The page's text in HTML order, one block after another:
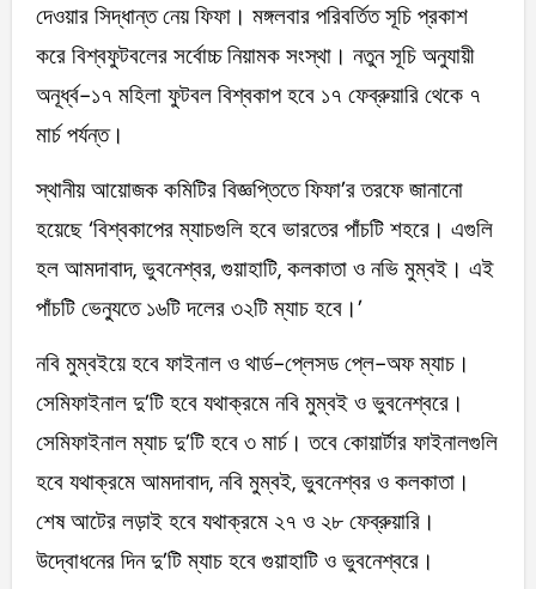
দেওয়ার সিদ্ধান্ত নেয় ফিফা। মঙ্গলবার পরিবর্তিত সূচি প্রকাশ
করে বিশ্বফুটবলের সর্বোচ্চ নিয়ামক সংস্থা। নতুন সূচি অনুযায়ী
অনূর্ধ্ব-১৭ মহিলা ফুটবল বিশ্বকাপ হবে ১৭ ফেব্রুয়ারি থেকে ৭
মার্চ পর্যন্ত।
স্থানীয় আয়োজক কমিটির বিজ্ঞপ্তিতে ফিফা’র তরফে জানানো
হয়েছে ‘বিশ্বকাপের ম্যাচগুলি হবে ভারতের পাঁচটি শহরে। এগুলি
হল আমদাবাদ, ভুবনেশ্বর, গুয়াহাটি, কলকাতা ও নভি মুম্বই। এই
পাঁচটি ভেন্যুতে ১৬টি দলের ৩২টি ম্যাচ হবে।’
নবি মুম্বইয়ে হবে ফাইনাল ও থার্ড-প্লেসড প্লে-অফ ম্যাচ।
সেমিফাইনাল দু’টি হবে যথাক্রমে নবি মুম্বই ও ভুবনেশ্বরে।
সেমিফাইনাল ম্যাচ দু’টি হবে ৩ মার্চ। তবে কোয়ার্টার ফাইনালগুলি
হবে যথাক্রমে আমদাবাদ, নবি মুম্বই, ভুবনেশ্বর ও কলকাতা।
শেষ আটের লড়াই হবে যথাক্রমে ২৭ ও ২৮ ফেব্রুয়ারি।
উদ্বোধনের দিন দু’টি ম্যাচ হবে গুয়াহাটি ও ভুবনেশ্বরে।